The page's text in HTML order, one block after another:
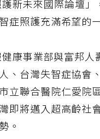
新未來國際論壇」
症照護充滿希望的
康事業部與富邦人
、台灣失智症協會
立聯合醫院仁愛院
即將邁入超高齡社
。